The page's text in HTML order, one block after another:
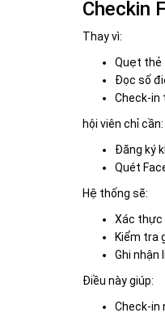
Checkin
Thay vì:
Quẹt thẻ
Đọc số
Check-in
hội viên chỉ cần:
Đăng ký
Quét
Hệ thống sẽ:
Xác thực
Kiểm tra
Ghi nhận
Điều này giúp:
Check-in